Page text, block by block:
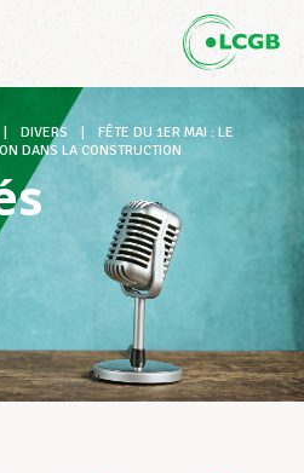
DE
DIVERS
FÊTE DU 1ER MAI : LE
DANS LA CONSTRUCTION